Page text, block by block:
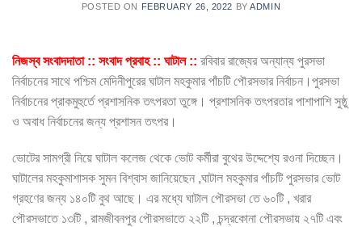
POSTED ON FEBRUARY 26, 2022 BYADMIN
নিজস্ব সংবাদদাতা :: সংবাদ প্রবাহ :: ঘাটাল :: রবিবার রাজ্যের অন্যান্য পুরসভা
নির্বাচনের সাথে পশ্চিম মেদিনীপুরের ঘাটাল মহকুমার পাঁচটি পৌরসভার নির্বাচন।পুরসভা
নির্বাচনের প্রাকমুহুর্তে প্রশাসনিক তৎপরতা তুঙ্গে। প্রশাসনিক তৎপরতার পাশাপাশি সুষ্ঠু
ও অবাধ নির্বাচনের জন্য প্রশাসন তৎপর।
ভোটের সামগ্রী নিয়ে ঘাটাল কলেজ থেকে ভোট কর্মীরা বুথের উদ্দেশ্যে রওনা দিচ্ছেন।
ঘাটালের মহকুমাশাসক সুমন বিশ্বাস জানিয়েছেন ,ঘাটাল মহকুমার পাঁচটি পুরসভার ভোট
গ্রহণের জন্য ১৪০টি বুথ আছে। এর মধ্যে ঘাটাল পৌরসভা তে ৬০টি , খরার
পৌরসভাতে ১৩টি , রামজীবনপুর পৌরসভাতে ২২টি , চন্দ্রকোনা পৌরসভায় ২৭টি এবং